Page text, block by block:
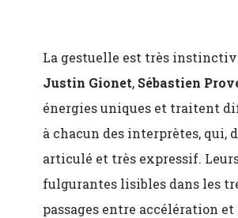
La gestuelle est très
Justin Gionet, Sébastien
énergies uniques et traitent
à chacun des interprètes,
articulé et très expressif.
fulgurantes lisibles dans les
passages entre accélération